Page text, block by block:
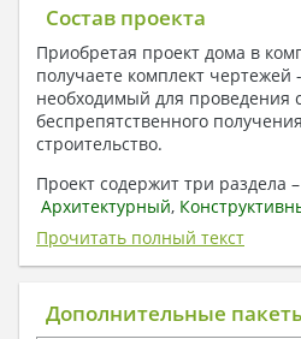
Состав проекта
Приобретая проект дома в
получаете комплект чертежей
необходимый для проведения
беспрепятственного
строительство.
Проект содержит три раздела –
Архитектурный,
отопление, вентиляция,
электроснабжение
плату) + Пояснительная
1. Архитектурный раздел:
Прочитать полный текст
Дополнительные